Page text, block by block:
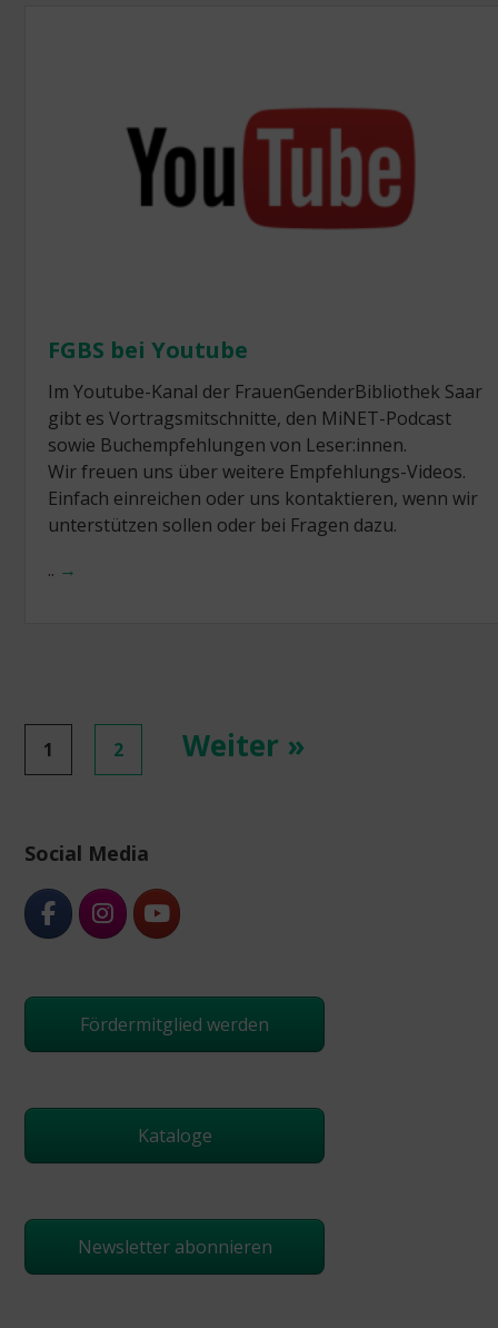
FGBS bei Youtube
Im Youtube-Kanal der FrauenGenderBibliothek Saar
gibt es Vortragsmitschnitte, den MiNET-Podcast
sowie Buchempfehlungen von Leser:innen.
Wir freuen uns über weitere Empfehlungs-Videos.
Einfach einreichen oder uns kontaktieren, wenn wir
unterstützen sollen oder bei Fragen dazu.
.. →
Posts
navigation
1 2 Weiter »
Social Media
Fördermitglied werden
Kataloge
Newsletter abonnieren